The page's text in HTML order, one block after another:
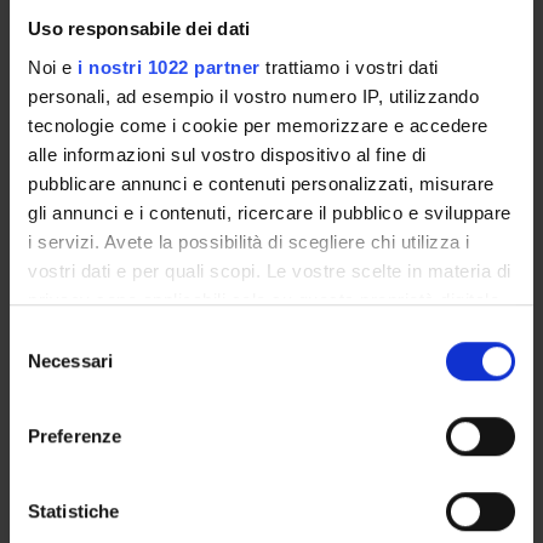
Uso responsabile dei dati
Noi e i nostri 1022 partner trattiamo i vostri dati
personali, ad esempio il vostro numero IP, utilizzando
tecnologie come i cookie per memorizzare e accedere
alle informazioni sul vostro dispositivo al fine di
pubblicare annunci e contenuti personalizzati, misurare
gli annunci e i contenuti, ricercare il pubblico e sviluppare
i servizi. Avete la possibilità di scegliere chi utilizza i
vostri dati e per quali scopi. Le vostre scelte in materia di
privacy sono applicabili solo su questa proprietà digitale
modificare o revocare il proprio consenso in qualsiasi
momento dalla Dichiarazione sui cookie o facendo clic
raccogliere informazioni sulla tua posizione
geografica, con un'approssimazione di qualche
delNecessari
Preferenze
Statistiche
Elementi di didattica della lingua.
Elementi di didattica della grammatica.
TESTI DI RIFERIMENTO
Vedi la bibliografia dell'insegnamento
MODALITÀ D'ESAME
Presentazione
Insegnamenti